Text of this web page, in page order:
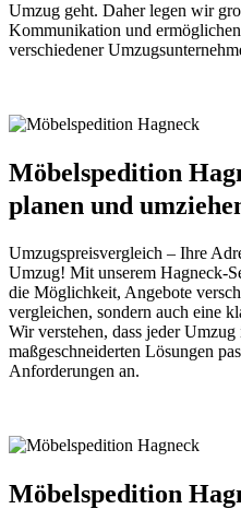
Umzug geht. Daher legen wir
Kommunikation und
verschiedener
Möbelspedition
planen und
Umzugspreisvergleich – Ihre
Umzug! Mit unserem Hagneck-
die Möglichkeit, Angebote
vergleichen, sondern auch eine
Wir verstehen, dass jeder
maßgeschneiderten Lösungen
Anforderungen an.
Möbelspedition